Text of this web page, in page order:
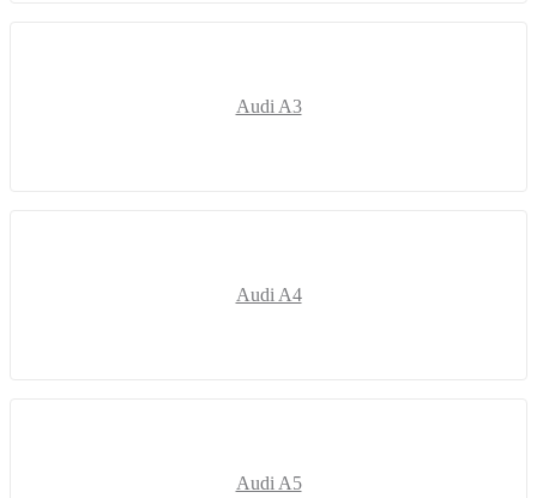
Audi A3
Audi A4
Audi A5